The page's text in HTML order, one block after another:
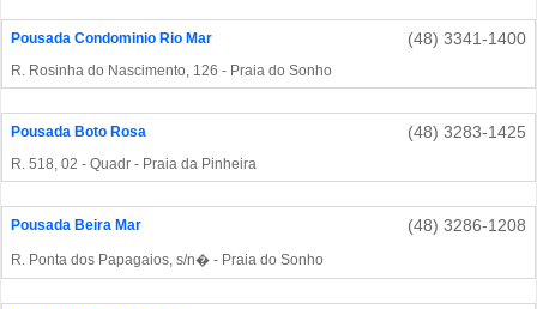
Pousada Condominio Rio Mar (48) 3341-1400
R. Rosinha do Nascimento, 126 - Praia do Sonho
Pousada Boto Rosa (48) 3283-1425
R. 518, 02 - Quadr - Praia da Pinheira
Pousada Beira Mar (48) 3286-1208
R. Ponta dos Papagaios, s/n� - Praia do Sonho